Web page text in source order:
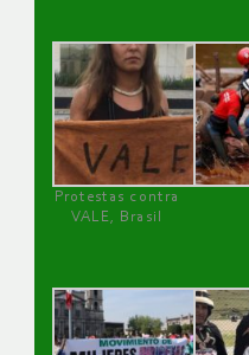
Protestas contra
VALE, Brasil